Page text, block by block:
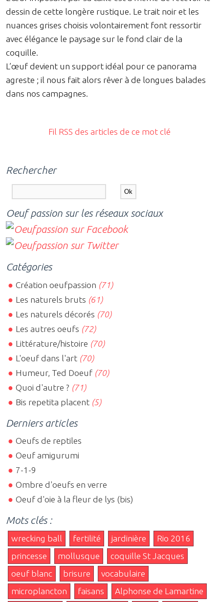
dessin de cette longère rustique. Le trait noir et les
nuances grises choisis volontairement font ressortir
avec élégance le paysage sur le fond clair de la
coquille.
L’œuf devient un support idéal pour ce panorama
agreste ; il nous fait alors rêver à de longues balades
dans nos campagnes.
Fil RSS des articles de ce mot clé
Rechercher
Oeuf passion sur les réseaux sociaux
Catégories
Création oeufpassion (71)
Les naturels bruts (61)
Les naturels décorés (70)
Les autres oeufs (72)
Littérature/histoire (70)
L'oeuf dans l'art (70)
Humeur, Ted Doeuf (70)
Quoi d'autre ? (71)
Bis repetita placent (5)
Derniers articles
Oeufs de reptiles
Oeuf amigurumi
7-1-9
Ombre d'oeufs en verre
Oeuf d'oie à la fleur de lys (bis)
Mots clés :
wrecking ball fertilité jardinière
Rio 2016
princesse
mollusque
coquille St Jacques
oeuf blanc
brisure
vocabulaire
microplancton
faisans
Alphonse de Lamartine